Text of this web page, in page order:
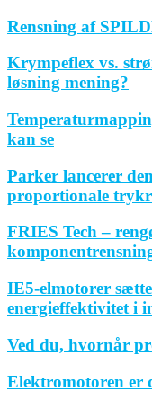
Rensning af
Krympeflex vs.
løsning mening?
kan se
Parker lancerer
proportionale
FRIES Tech –
IE5-elmotorer
energieffektivitet i
Ved du, hvornår
Elektromotoren er